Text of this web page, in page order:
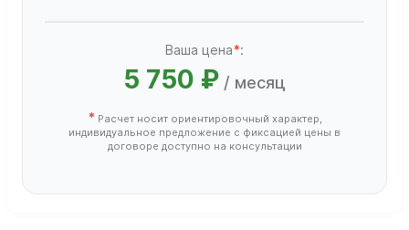
Ваша цена*:
5 750 ₽ / месяц
* Расчет носит ориентировочный характер,
индивидуальное предложение с фиксацией цены в
договоре доступно на консультации